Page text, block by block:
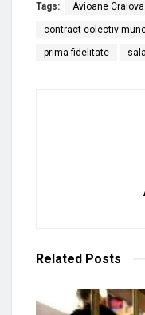
Tags: Avioane
contract colectiv
prima fidelitate
Related Posts